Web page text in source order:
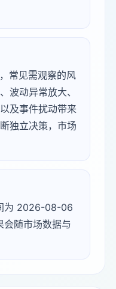
常见需观察的风
波动异常放大、
及事件扰动带来
独立决策，市场
为 2026-08-06
随市场数据与